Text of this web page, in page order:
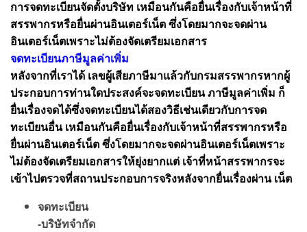
การจดทะเบียนจัดตั้งบริษัท เหมือนกันคือยื่นเรื่องกับเจ้าหน้าที่
สรรพากรหรือยื่นผ่านอินเตอร์เน็ต ซึ่งโดยมากจะจดผ่าน
อินเตอร์เน็ตเพราะไม่ต้องจัดเตรียมเอกสาร
จดทะเบียนภาษีมูลค่าเพิ่ม
หลังจากที่เราได้ เลขผู้เสียภาษีมาแล้วกับกรมสรรพากรหากผู้
ประกอบการท่านใดประสงค์จะจดทะเบียน ภาษีมูลค่าเพิ่ม ก็
ยื่นเรื่องจดได้ซึ่งจดทะเบียนได้สองวิธีเช่นเดียวกับการจด
ทะเบียนอื่น เหมือนกันคือยื่นเรื่องกับเจ้าหน้าที่สรรพากรหรือ
ยื่นผ่านอินเตอร์เน็ต ซึ่งโดยมากจะจดผ่านอินเตอร์เน็ตเพราะ
ไม่ต้องจัดเตรียมเอกสารให้ยุ่งยากแต่ เจ้าที่หน้าสรรพากรจะ
เข้าไปตรวจที่สถานประกอบการจริงหลังจากยื่นเรื่องผ่าน เน็ต
จดทะเบียน
-บริษัทจำกัด